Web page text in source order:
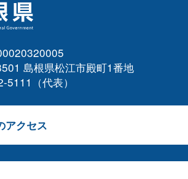
島根県松江市殿町1番地
（代表）
アクセス